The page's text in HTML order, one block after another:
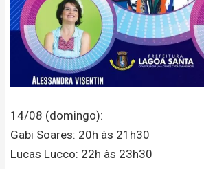
14/08 (domingo):
Gabi Soares: 20h às 21h30
Lucas Lucco: 22h às 23h30